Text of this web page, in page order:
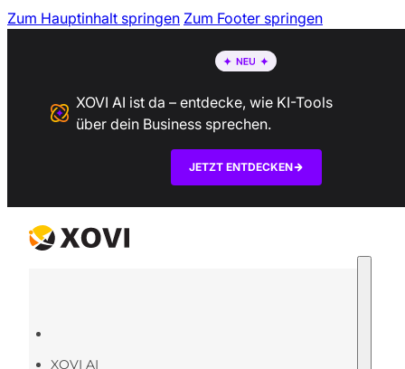
Zum Hauptinhalt springen Zum Footer springen
XOVI AI ist da – entdecke, wie KI-Tools
über dein Business sprechen.
JETZT ENTDECKEN
XOVI AI